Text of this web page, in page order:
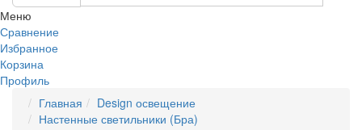
Меню
Сравнение
Избранное
Корзина
Профиль
Главная
Design освещение
Настенные светильники (Бра)